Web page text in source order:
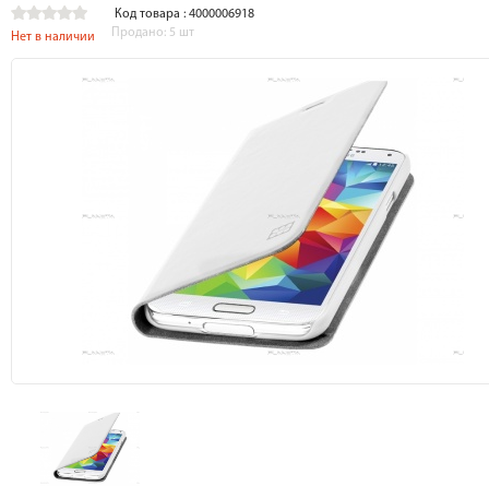
Код товара : 4000006918
Нет в наличии
Продано: 5 шт